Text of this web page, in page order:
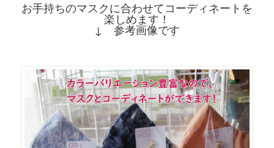
お手持ちのマスクに合わせてコーディネートを
楽しめます！
↓ 参考画像です